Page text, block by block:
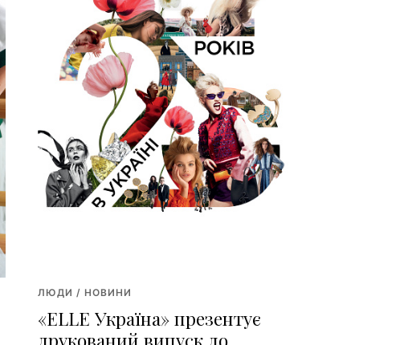
ЛЮДИ / НОВИНИ
«ELLE Україна» презентує